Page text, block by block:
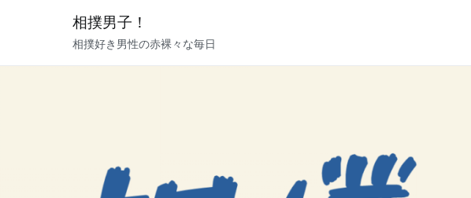
ス
相撲男子！
相撲好き男性の赤裸々な毎日